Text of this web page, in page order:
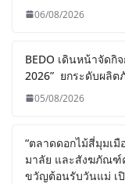
06/08/2026
BEDO เดินหน้าจัดกิจ
2026” ยกระดับผลิ
05/08/2026
“ตลาดดอกไม้สี่มุมเ
มาลัย และสังฆภัณฑ์
ขวัญต้อนรับวันแม่ เ